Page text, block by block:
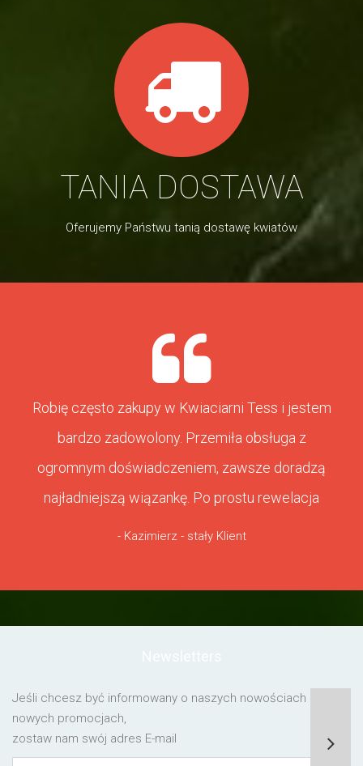
TANIA DOSTAWA
Oferujemy Państwu tanią dostawę kwiatów
Robię często zakupy w Kwiaciarni Tess i jestem
bardzo zadowolony. Przemiła obsługa z
ogromnym doświadczeniem, zawsze doradzą
najładniejszą wiązankę. Po prostu rewelacja
- Kazimierz - stały Klient
Jeśli chcesz być informowany o naszych nowościach lub o
nowych promocjach,
zostaw nam swój adres E-mail